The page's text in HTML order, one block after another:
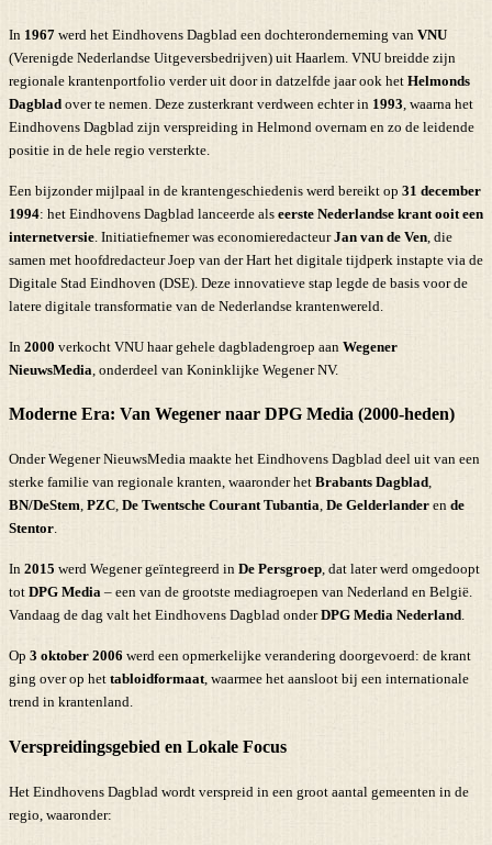
In 1967 werd het Eindhovens Dagblad een dochteronderneming van VNU
(Verenigde Nederlandse Uitgeversbedrijven) uit Haarlem. VNU breidde zijn
regionale krantenportfolio verder uit door in datzelfde jaar ook het Helmonds
Dagblad over te nemen. Deze zusterkrant verdween echter in 1993 , waarna het
Eindhovens Dagblad zijn verspreiding in Helmond overnam en zo de leidende
positie in de hele regio versterkte.
Een bijzonder mijlpaal in de krantengeschiedenis werd bereikt op 31 december
1994: het Eindhovens Dagblad lanceerde als eerste Nederlandse krant ooit een
internetversie . Initiatiefnemer was economieredacteurJan van de Ven , die
samen met hoofdredacteur Joep van der Hart het digitale tijdperk instapte via de
Digitale Stad Eindhoven (DSE). Deze innovatieve stap legde de basis voor de
latere digitale transformatie van de Nederlandse krantenwereld.
In 2000 verkocht VNU haar gehele dagbladengroep aan Wegener
NieuwsMedia , onderdeel van Koninklijke Wegener NV.
Moderne Era: Van Wegener naar DPG Media (2000-heden)
Onder Wegener NieuwsMedia maakte het Eindhovens Dagblad deel uit van een
sterke familie van regionale kranten, waaronder het Brabants Dagblad,
BN/DeStem, PZC, De Twentsche Courant Tubantia, De Gelderlander en de
Stentor.
In 2015 werd Wegener geïntegreerd in De Persgroep, dat later werd omgedoopt
tot DPG Media – een van de grootste mediagroepen van Nederland en België.
Vandaag de dag valt het Eindhovens Dagblad onderDPG Media Nederland.
Op 3 oktober 2006 werd een opmerkelijke verandering doorgevoerd: de krant
ging over op het tabloidformaat, waarmee het aansloot bij een internationale
trend in krantenland.
Verspreidingsgebied en Lokale Focus
Het Eindhovens Dagblad wordt verspreid in een groot aantal gemeenten in de
regio, waaronder: